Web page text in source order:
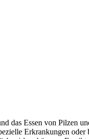
Essen von Pilzen
Erkrankungen